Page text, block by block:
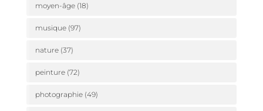
moyen-âge(18)
musique(97)
nature(37)
peinture(72)
photographie(49)